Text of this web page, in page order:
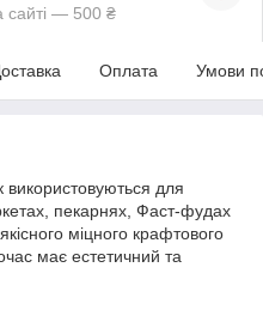
сайті — 500 ₴
Оплата Умови
використовуються для
пекарнях, Фаст-фудах
міцного крафтового
має естетичний та